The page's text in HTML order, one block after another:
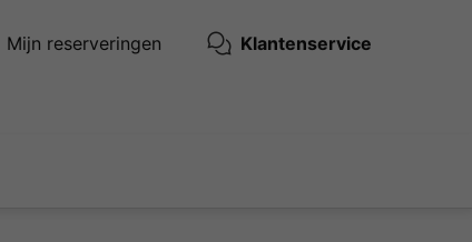
Mijn reserveringen Klantenservice